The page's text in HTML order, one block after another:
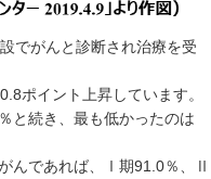
でがんと診断され治療を受
ポイント上昇しています。
と続き、最も低かったのは
んであれば、Ⅰ期91.0％、Ⅱ